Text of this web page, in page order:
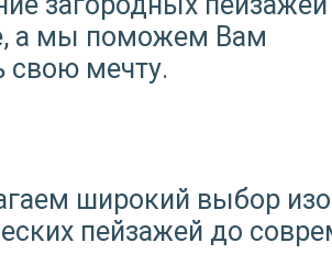
а мы поможем Вам
свою мечту.
широкий выбор
пейзажей до